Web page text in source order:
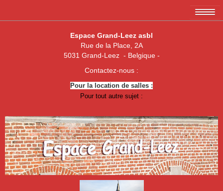
L'association EGL asbl
Amicale des 3 x 20
Association "Un enfant, une vie"
Royal Football Club Grand-Leez
Les pêcheurs réunis
Club des Jeunes de Grand-Leez
Espace Grand-Leez asbl
Rue de la Place, 2A
5031 Grand-Leez - Belgique -
Contactez-nous :
Pour la location de salles :
Pour tout autre sujet :